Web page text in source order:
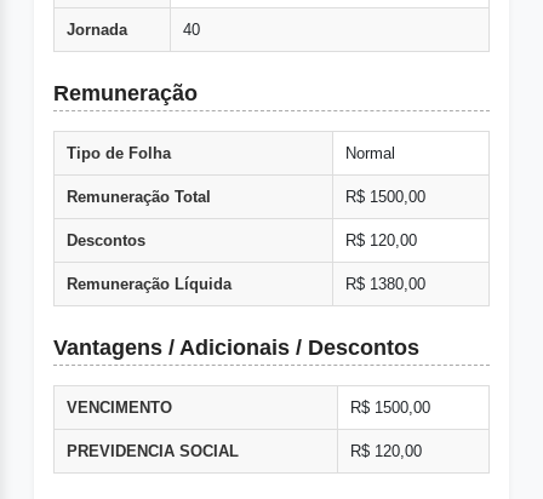
Jornada 40
Remuneração
Tipo de Folha Normal
Remuneração Total R$ 1500,00
Descontos R$ 120,00
Remuneração Líquida R$ 1380,00
Vantagens / Adicionais / Descontos
VENCIMENTO R$ 1500,00
PREVIDENCIA SOCIAL R$ 120,00